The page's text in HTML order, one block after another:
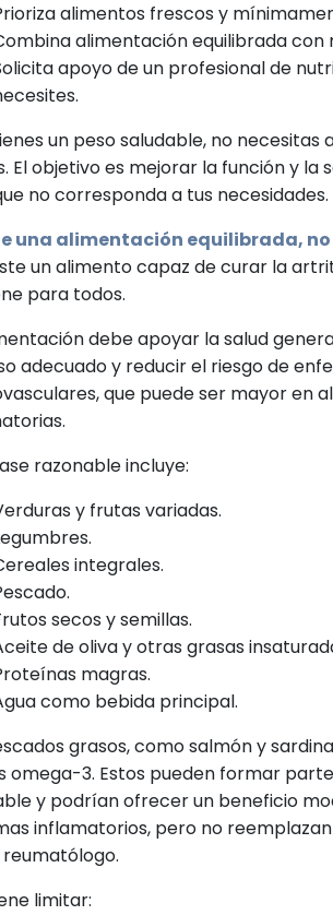
alimentos frescos y
alimentación equilibrada
apoyo de un profesional de
un peso saludable, no
El objetivo es mejorar la función y la
no corresponda a tus necesidades.
una alimentación equilibrada,
un alimento capaz de curar la
para todos.
debe apoyar la salud
adecuado y reducir el riesgo de
que puede ser mayor en
razonable incluye:
y frutas variadas.
integrales.
secos y semillas.
de oliva y otras grasas
magras.
como bebida principal.
grasos, como salmón y
omega-3. Estos pueden formar
y podrían ofrecer un beneficio
inflamatorios, pero no
limitar: